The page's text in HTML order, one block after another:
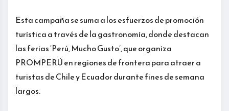
Esta campaña se suma a los esfuerzos de promoción
turística a través de la gastronomía, donde destacan
las ferias ‘Perú, Mucho Gusto’, que organiza
PROMPERÚ en regiones de frontera para atraer a
turistas de Chile y Ecuador durante fines de semana
largos.